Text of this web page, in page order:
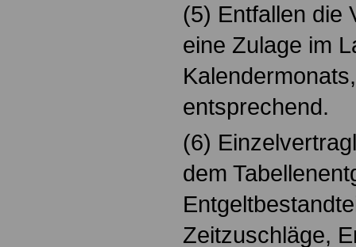
(5) Entfallen die
eine Zulage im
entsprechend.
(6)
dem
Zeitzuschläge,